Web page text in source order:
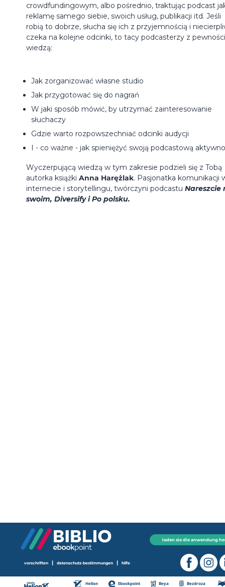
crowdfundingowym, albo pośrednio, traktując podcast
reklamę samego siebie, swoich usług, publikacji itd. Jeśli
robią to dobrze, słucha się ich z przyjemnością i
czeka na kolejne odcinki, to tacy podcasterzy z
wiedzą:
Jak zorganizować własne studio
Jak przygotować się do nagrań
W jaki sposób mówić, by utrzymać zainteresowanie
słuchaczy
Gdzie warto rozpowszechniać odcinki audycji
I - co ważne - jak spieniężyć swoją podcastową
Wyczerpującą wiedzą w tym zakresie podzieli się z Tobą
autorka książki Anna Harężlak. Pasjonatka komunikacji
internecie i storytellingu, twórczyni podcastu Nareszcie
swoim, Diversify i Po polsku.
laden sie die anwendung
vorschriften | datenschutz-bestimmungen | hilfe
Helion Ebookpoint Beya Bezdroza